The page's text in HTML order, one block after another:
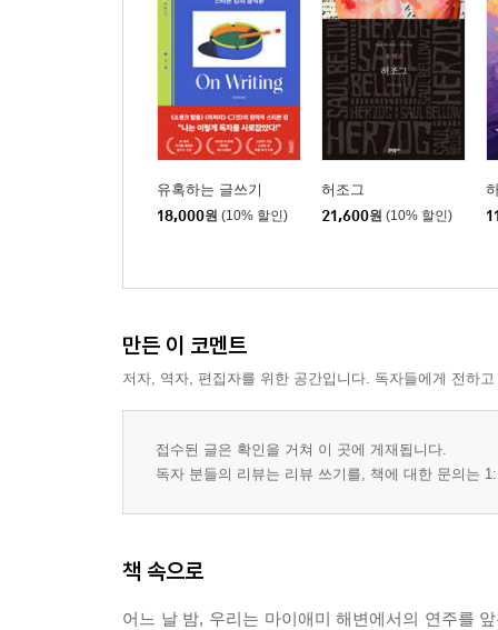
유혹하는 글쓰기
18,000원 (10% 할인)
허조그
21,600원 (10% 할인)
만든 이 코멘트
저자, 역자, 편집자를 위한 공간입니다. 독자들에게 전하
접수된 글은 확인을 거쳐 이 곳에 게재됩니다.
독자 분들의 리뷰는 리뷰 쓰기를, 책에 대한 문의는
책 속으로
어느 날 밤, 우리는 마이애미 해변에서의 연주를